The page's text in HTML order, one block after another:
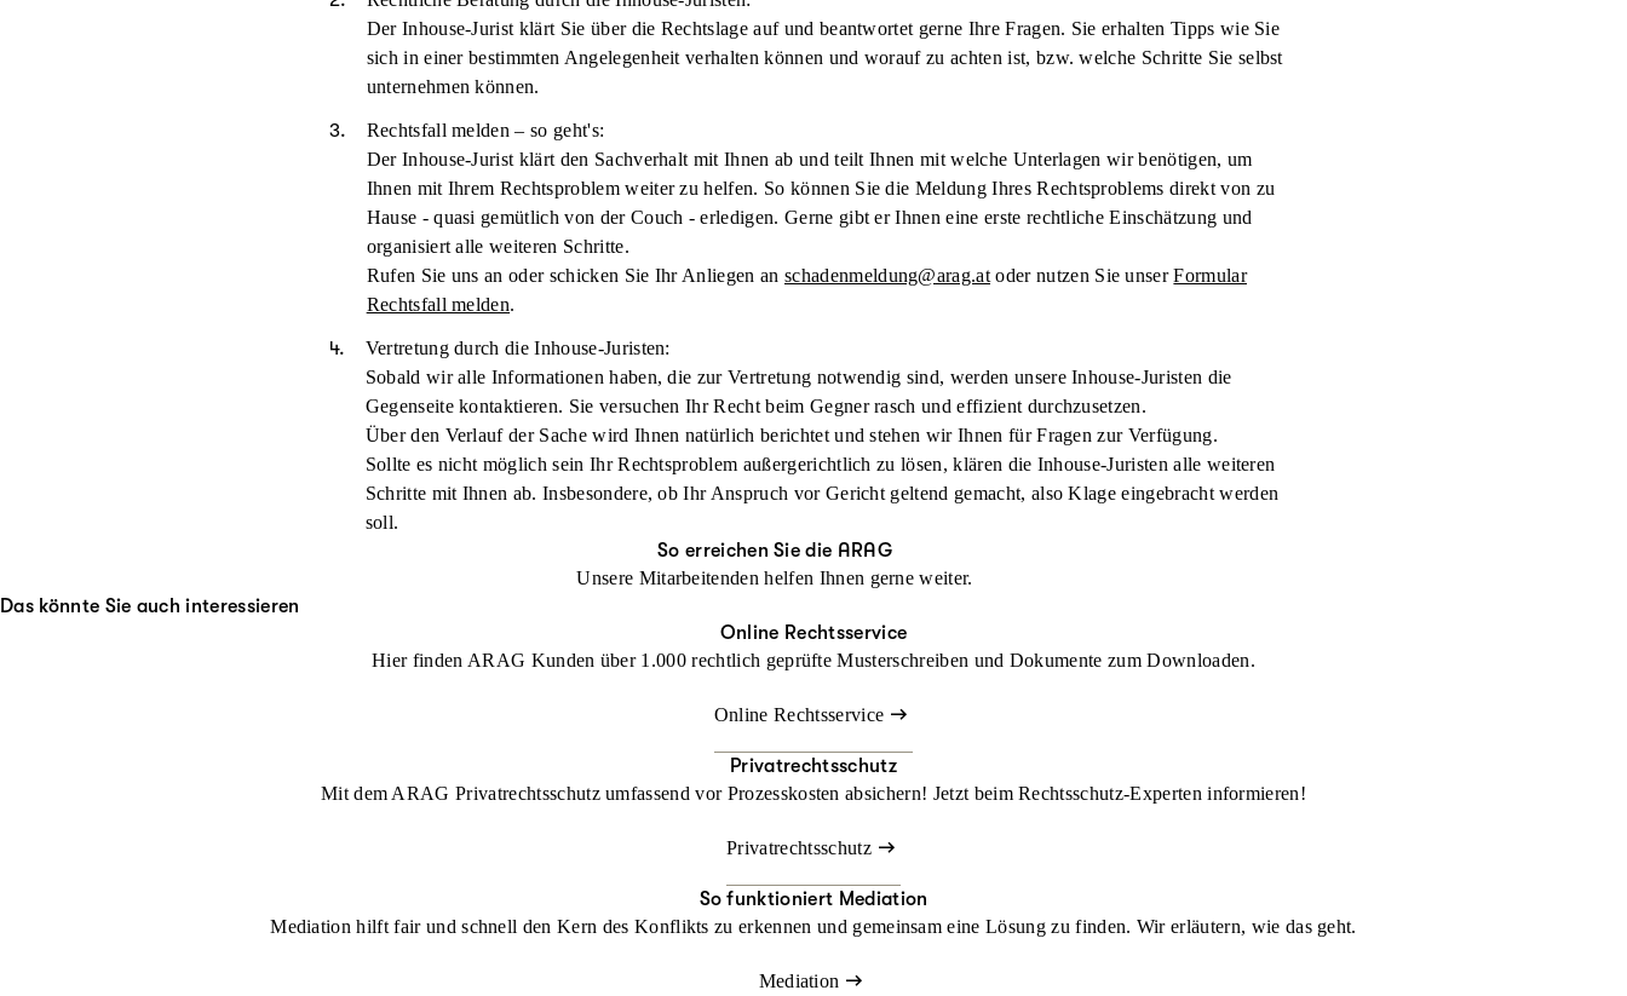
Der Inhouse-Jurist klärt Sie über die Rechtslage auf und beantwortet gerne Ihre Fragen. Sie erhalten Tipps wie Sie
sich in einer bestimmten Angelegenheit verhalten können und worauf zu achten ist, bzw. welche Schritte Sie selbst
unternehmen können.
Rechtsfall melden – so geht's:
Der Inhouse-Jurist klärt den Sachverhalt mit Ihnen ab und teilt Ihnen mit welche Unterlagen wir benötigen, um
Ihnen mit Ihrem Rechtsproblem weiter zu helfen. So können Sie die Meldung Ihres Rechtsproblems direkt von zu
Hause - quasi gemütlich von der Couch - erledigen. Gerne gibt er Ihnen eine erste rechtliche Einschätzung und
organisiert alle weiteren Schritte.
Rufen Sie uns an oder schicken Sie Ihr Anliegen an schadenmeldung@arag.at oder nutzen Sie unserFormular
Rechtsfall melden.
Vertretung durch die Inhouse-Juristen:
Sobald wir alle Informationen haben, die zur Vertretung notwendig sind, werden unsere Inhouse-Juristen die
Gegenseite kontaktieren. Sie versuchen Ihr Recht beim Gegner rasch und effizient durchzusetzen.
Über den Verlauf der Sache wird Ihnen natürlich berichtet und stehen wir Ihnen für Fragen zur Verfügung.
Sollte es nicht möglich sein Ihr Rechtsproblem außergerichtlich zu lösen, klären die Inhouse-Juristen alle weiteren
Schritte mit Ihnen ab. Insbesondere, ob Ihr Anspruch vor Gericht geltend gemacht, also Klage eingebracht werden
soll.
So erreichen Sie die ARAG
Unsere Mitarbeitenden helfen Ihnen gerne weiter.
Das könnte Sie auch interessieren
Online Rechtsservice
Hier finden ARAG Kunden über 1.000 rechtlich geprüfte Musterschreiben und Dokumente zum Downloaden.
Online Rechtsservice
Privatrechtsschutz
Mit dem ARAG Privatrechtsschutz umfassend vor Prozesskosten absichern! Jetzt beim Rechtsschutz-Experten informieren!
Privatrechtsschutz
So funktioniert Mediation
Mediation hilft fair und schnell den Kern des Konflikts zu erkennen und gemeinsam eine Lösung zu finden. Wir erläutern, wie das geht.
Mediation